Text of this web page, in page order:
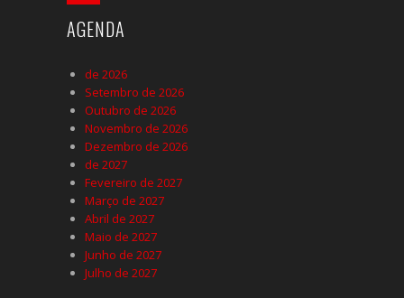
AGENDA
de 2026
Setembro de 2026
Outubro de 2026
Novembro de 2026
Dezembro de 2026
de 2027
Fevereiro de 2027
Março de 2027
Abril de 2027
Maio de 2027
Junho de 2027
Julho de 2027